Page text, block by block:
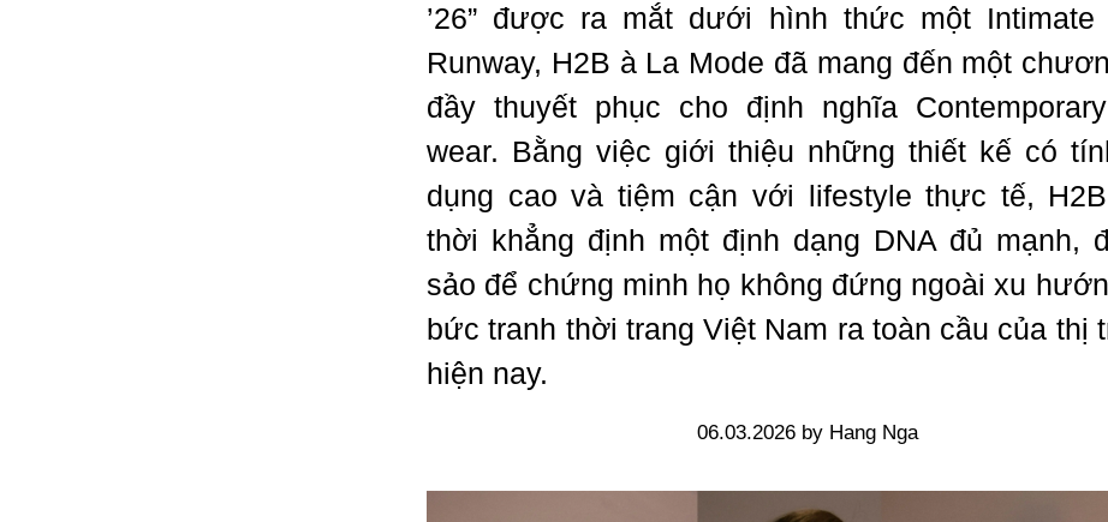
’26” được ra mắt dưới hình thức một Intimate
Runway, H2B à La Mode đã mang đến một
đầy thuyết phục cho định nghĩa
wear. Bằng việc giới thiệu những thiết kế có
dụng cao và tiệm cận với lifestyle thực tế,
thời khẳng định một định dạng DNA đủ mạnh,
sảo để chứng minh họ không đứng ngoài xu
bức tranh thời trang Việt Nam ra toàn cầu của thị
hiện nay.
06.03.2026 by Hang Nga